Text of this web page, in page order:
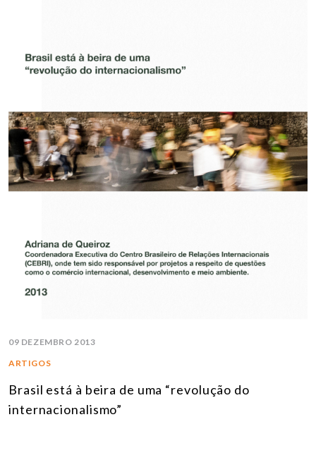
09 DEZEMBRO 2013
ARTIGOS
Brasil está à beira de uma “revolução do
internacionalismo”